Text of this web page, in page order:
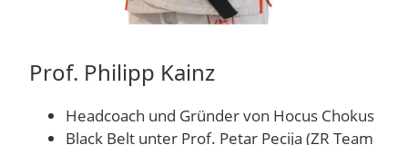
Prof. Philipp Kainz
Headcoach und Gründer von Hocus Chokus
Black Belt unter Prof. Petar Pecija (ZR Team